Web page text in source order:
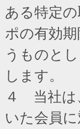
ある特定
ポの有効
うものと
します。
４ 当社は
いた会員